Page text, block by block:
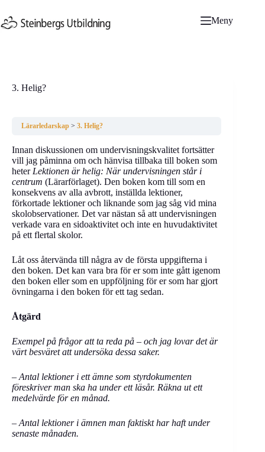
till
innehåll
Meny
3. Helig?
Lärarledarskap 3. Helig?
Innan diskussionen om undervisningskvalitet fortsätter
vill jag påminna om och hänvisa tillbaka till boken som
heter Lektionen är helig: När undervisningen står i
centrum (Lärarförlaget). Den boken kom till som en
konsekvens av alla avbrott, inställda lektioner,
förkortade lektioner och liknande som jag såg vid mina
skolobservationer. Det var nästan så att undervisningen
verkade vara en sidoaktivitet och inte en huvudaktivitet
på ett flertal skolor.
Låt oss återvända till några av de första uppgifterna i
den boken. Det kan vara bra för er som inte gått igenom
den boken eller som en uppföljning för er som har gjort
övningarna i den boken för ett tag sedan.
Åtgärd
Exempel på frågor att ta reda på – och jag lovar det är
värt besväret att undersöka dessa saker.
– Antal lektioner i ett ämne som styrdokumenten
föreskriver man ska ha under ett läsår. Räkna ut ett
medelvärde för en månad.
– Antal lektioner i ämnen man faktiskt har haft under
senaste månaden.